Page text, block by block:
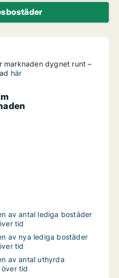
marknaden dygnet runt –
här
av antal lediga bostäder
tid
av nya lediga bostäder
tid
av antal uthyrda
tid